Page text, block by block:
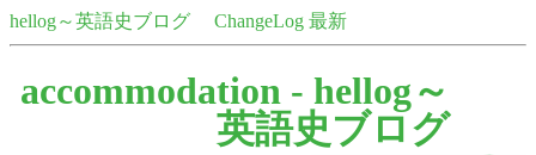
hellog～英語史ブログ ChangeLog 最新
accommodation - hellog～
英語史ブログ